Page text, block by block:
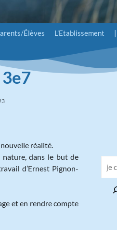
Élèves L’Etablissement |
nouvelle réalité.
nature, dans le but de
d’Ernest Pignon-
et en rendre compte